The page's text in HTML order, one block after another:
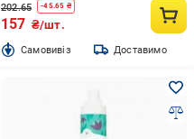
202.65 -45.65 ₴
157 ₴/шт.
Cамовивіз Доставимо